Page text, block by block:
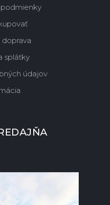
doprava
splátky
údajov